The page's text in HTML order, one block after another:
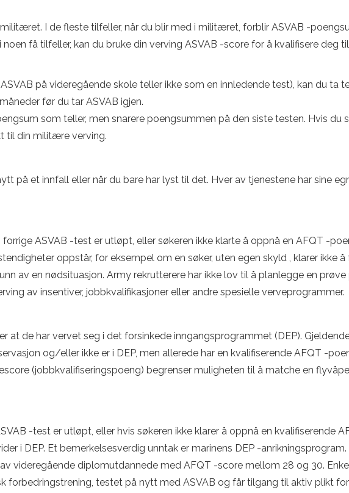
I de fleste tilfeller, når du blir med i militæret, forblir ASVAB -
få tilfeller, kan du bruke din verving ASVAB -score for å kvalifisere deg
på videregående skole teller ikke som en innledende test), kan du ta
før du tar ASVAB igjen.
som teller, men snarere poengsummen på den siste testen. Hvis du
til din militære verving.
på et innfall eller når du bare har lyst til det. Hver av tjenestene har sine
ASVAB -test er utløpt, eller søkeren ikke klarte å oppnå en AFQT -
oppstår, for eksempel om en søker, uten egen skyld , klarer ikke
av en nødsituasjon. Army rekrutterere har ikke lov til å planlegge en
av insentiver, jobbkvalifikasjoner eller andre spesielle verveprogrammer.
at de har vervet seg i det forsinkede inngangsprogrammet (DEP).
og/eller ikke er i DEP, men allerede har en kvalifiserende AFQT -
(jobbkvalifiseringspoeng) begrenser muligheten til å matche en
-test er utløpt, eller hvis søkeren ikke klarer å oppnå en kvalifiserende
i DEP. Et bemerkelsesverdig unntak er marinens DEP -
videregående diplomutdannede med AFQT -score mellom 28 og 30.
forbedringstrening, testet på nytt med ASVAB og får tilgang til aktiv plikt